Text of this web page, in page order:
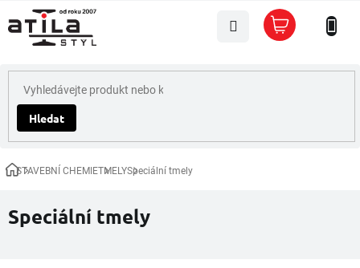
na
obsah
Hledat
Nákupní
košík
DomůSTAVEBNÍ CHEMIETMELYSpeciální tmely
Speciální tmely